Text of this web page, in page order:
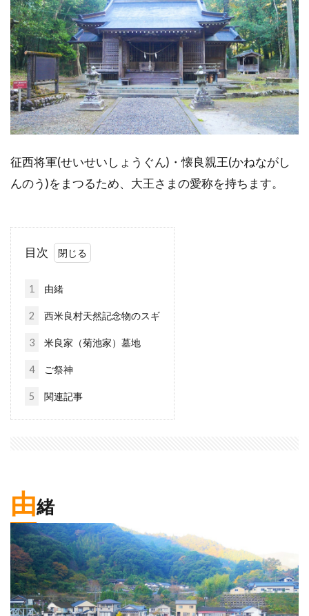
征西将軍(せいせいしょうぐん)・懐良親王(かねながし
んのう)をまつるため、大王さまの愛称を持ちます。
目次
1 由緒
2 西米良村天然記念物のスギ
3 米良家（菊池家）墓地
4 ご祭神
5 関連記事
由緒